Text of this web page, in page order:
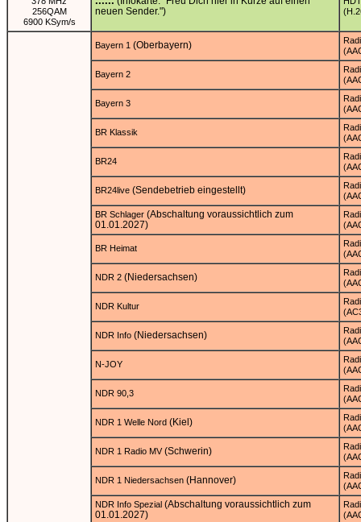
256QAM
6900 KSym/s
neuen Sender.")
Bayern 1 (Oberbayern)
Bayern 2
Bayern 3
BR Klassik
BR24
BR24live (Sendebetrieb eingestellt)
BR Schlager (Abschaltung voraussichtlich zum
01.01.2027)
BR Heimat
NDR 2 (Niedersachsen)
NDR Kultur
NDR Info (Niedersachsen)
N-JOY
NDR 90,3
NDR 1 Welle Nord (Kiel)
NDR 1 Radio MV(Schwerin)
NDR 1 Niedersachsen (Hannover)
NDR Info Spezial (Abschaltung voraussichtlich zum
01.01.2027)